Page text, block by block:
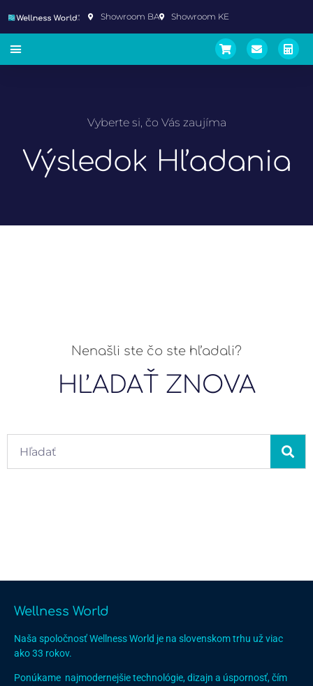
Showroom BA Showroom KE
Vyberte si, čo Vás zaujíma
Výsledok Hľadania
Nenašli ste čo ste hľadali?
HĽADAŤ ZNOVA
Wellness World
Naša spoločnosť Wellness World je na slovenskom trhu už viac
ako 33 rokov.
Ponúkame najmodernejšie technológie, dizajn a úspornosť, čím